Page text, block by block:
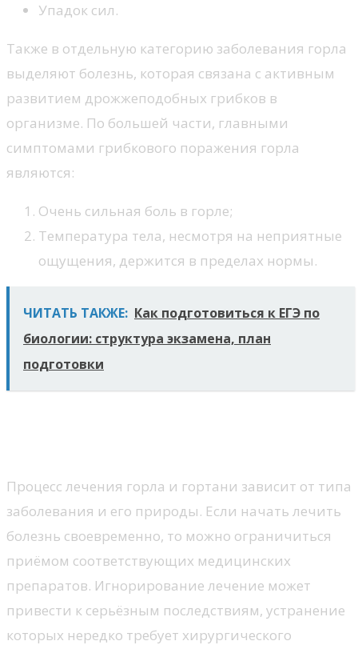
Упадок сил.
Также в отдельную категорию заболевания горла
выделяют болезнь, которая связана с активным
развитием дрожжеподобных грибков в
организме. По большей части, главными
симптомами грибкового поражения горла
являются:
Очень сильная боль в горле;
Температура тела, несмотря на неприятные
ощущения, держится в пределах нормы.
ЧИТАТЬ ТАКЖЕ: Как подготовиться к ЕГЭ по
биологии: структура экзамена, план
подготовки
Процесс лечения горла и гортани зависит от типа
заболевания и его природы. Если начать лечить
болезнь своевременно, то можно ограничиться
приёмом соответствующих медицинских
препаратов. Игнорирование лечение может
привести к серьёзным последствиям, устранение
которых нередко требует хирургического